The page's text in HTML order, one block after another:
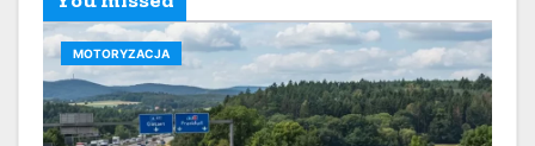
MOTORYZACJA